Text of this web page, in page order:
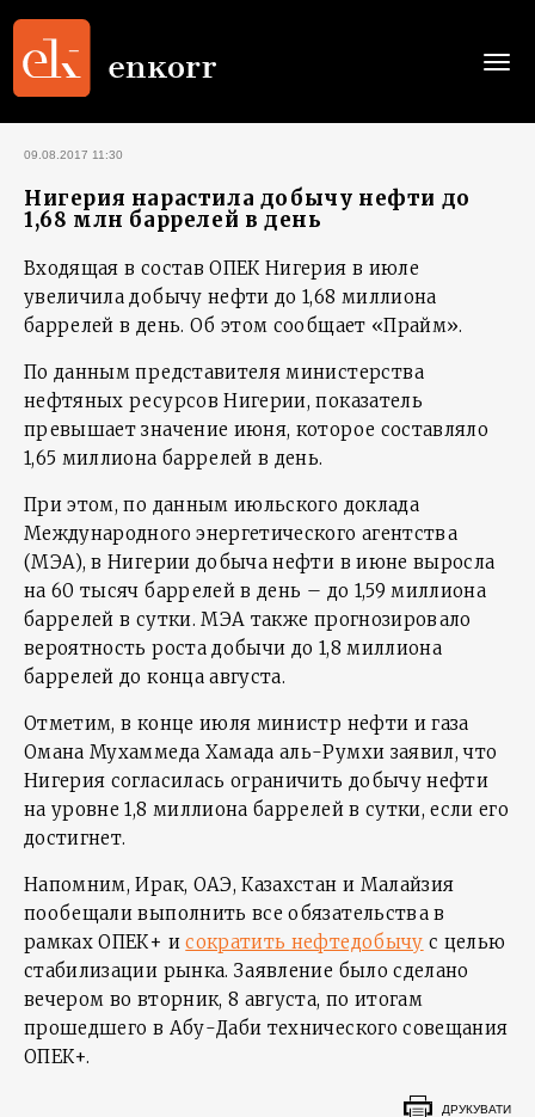
09.08.2017 11:30
Нигерия нарастила добычу нефти до
1,68 млн баррелей в день
Входящая в состав ОПЕК Нигерия в июле
увеличила добычу нефти до 1,68 миллиона
баррелей в день. Об этом сообщает «Прайм».
По данным представителя министерства
нефтяных ресурсов Нигерии, показатель
превышает значение июня, которое составляло
1,65 миллиона баррелей в день.
При этом, по данным июльского доклада
Международного энергетического агентства
(МЭА), в Нигерии добыча нефти в июне выросла
на 60 тысяч баррелей в день – до 1,59 миллиона
баррелей в сутки. МЭА также прогнозировало
вероятность роста добычи до 1,8 миллиона
баррелей до конца августа.
Отметим, в конце июля министр нефти и газа
Омана Мухаммеда Хамада аль-Румхи заявил, что
Нигерия согласилась ограничить добычу нефти
на уровне 1,8 миллиона баррелей в сутки, если его
достигнет.
Напомним, Ирак, ОАЭ, Казахстан и Малайзия
пообещали выполнить все обязательства в
рамках ОПЕК+ исократить нефтедобычу с целью
стабилизации рынка. Заявление было сделано
вечером во вторник, 8 августа, по итогам
прошедшего в Абу-Даби технического совещания
ОПЕК+.
ДРУКУВАТИ